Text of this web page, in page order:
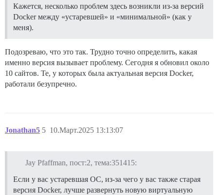
Кажется, несколько проблем здесь возникли из-за версий
Docker между «устаревшей» и «минимальной» (как у
меня).
Подозреваю, что это так. Трудно точно определить, какая
именно версия вызывает проблему. Сегодня я обновил около
10 сайтов. Те, у которых была актуальная версия Docker,
работали безупречно.
Jonathan5 10.Март.2025 13:13:07
5
Jay Pfaffman, пост:2, тема:351415:
Если у вас устаревшая ОС, из-за чего у вас также старая
версия Docker, лучше развернуть новую виртуальную